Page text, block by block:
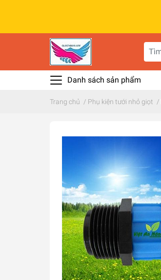
Danh sách sản phẩm
Trang chủ / Phụ kiện tưới nhỏ giọt /